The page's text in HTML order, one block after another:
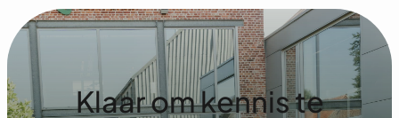
Klaar om kennis te